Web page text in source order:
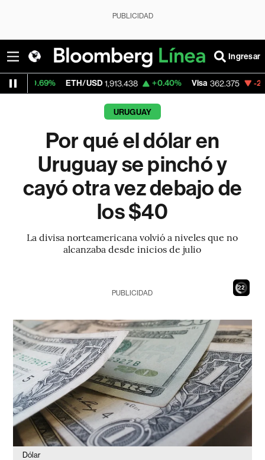
PUBLICIDAD
Ingresar
ETH/USD 1,913.438 +0.40% Visa 362.375 -2.19%
URUGUAY
Por qué el dólar en
Uruguay se pinchó y
cayó otra vez debajo de
los $40
La divisa norteamericana volvió a niveles que no
alcanzaba desde inicios de julio
21
PUBLICIDAD
Dólar